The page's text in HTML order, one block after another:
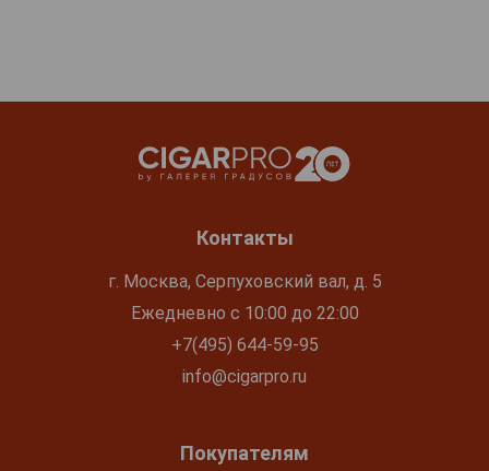
Контакты
г. Москва, Серпуховский вал, д. 5
Ежедневно с 10:00 до 22:00
+7(495) 644-59-95
info@cigarpro.ru
Покупателям